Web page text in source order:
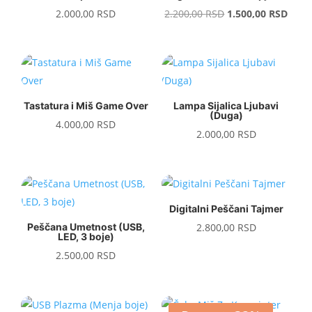
2.000,00 RSD 2.200,00RSD Original
2.200,00 RSD.
1.500,00 RSD
Tastatura i Miš Game Over
4.000,00 RSD
Lampa Sijalica Ljubavi
(Duga)
2.000,00 RSD
Peščana Umetnost (USB,
LED, 3 boje)
2.500,00 RSD
Digitalni Peščani Tajmer
2.800,00 RSD